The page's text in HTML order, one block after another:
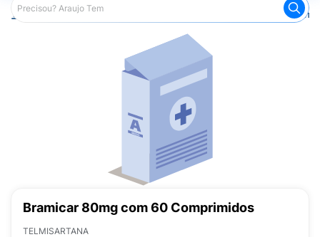
Araujo Medicamentos
Bramicar 80mg com 60 Comprimidos
TELMISARTANA